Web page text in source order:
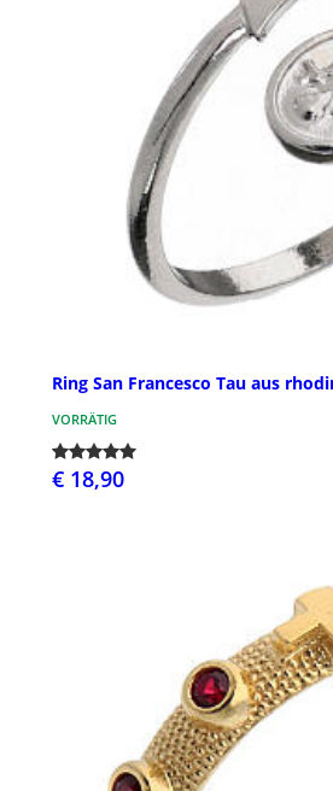
Ring San Francesco Tau aus
VORRÄTIG
€ 18,90